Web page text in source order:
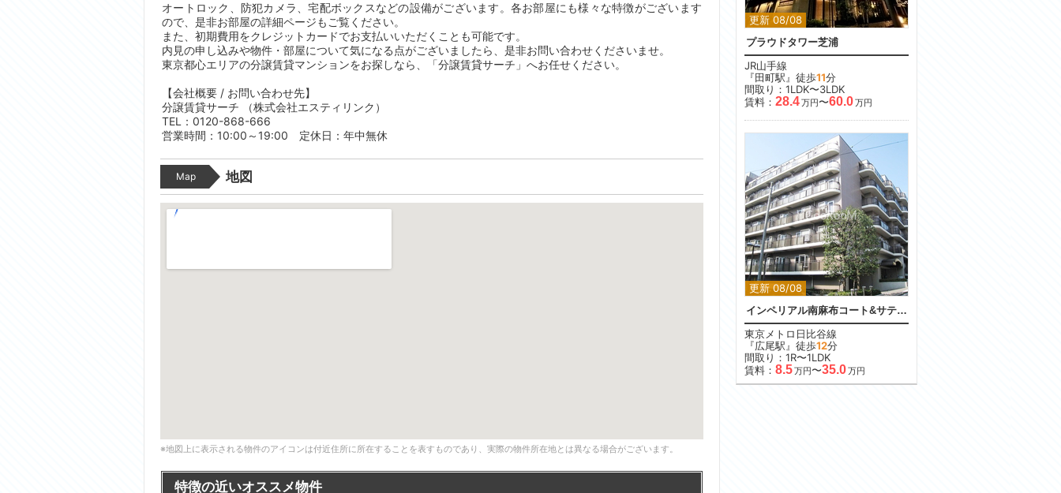
オートロック、防犯カメラ、宅配ボックスなどの設備がございます。各お部屋にも様々な特徴がございます
ので、是非お部屋の詳細ページもご覧ください。
また、初期費用をクレジットカードでお支払いいただくことも可能です。
内見の申し込みや物件・部屋について気になる点がございましたら、是非お問い合わせくださいませ。
東京都心エリアの分譲賃貸マンションをお探しなら、「分譲賃貸サーチ」へお任せください。
【会社概要 / お問い合わせ先】
分譲賃貸サーチ （株式会社エスティリンク）
TEL：0120-868-666
営業時間：10:00～19:00 定休日：年中無休
Map 地図
※地図上に表示される物件のアイコンは付近住所に所在することを表すものであり、実際の物件所在地とは異なる場合がございます。
特徴の近いオススメ物件
更新 08/08
プラウドタワー芝浦
JR山手線
『田町駅』徒歩11分
間取り：1LDK〜3LDK
賃料： 28.4万円〜60.0万円
更新 08/08
インペリアル南麻布コート&サテライト
東京メトロ日比谷線
『広尾駅』徒歩12分
間取り：1R〜1LDK
賃料： 8.5万円〜35.0万円